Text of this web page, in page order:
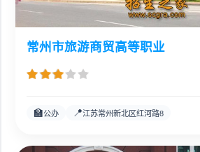
常州市旅游商贸高等职业
🏫公办 📍江苏常州新北区红河路8